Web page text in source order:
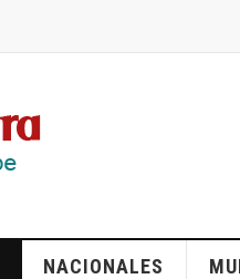
NACIONALES